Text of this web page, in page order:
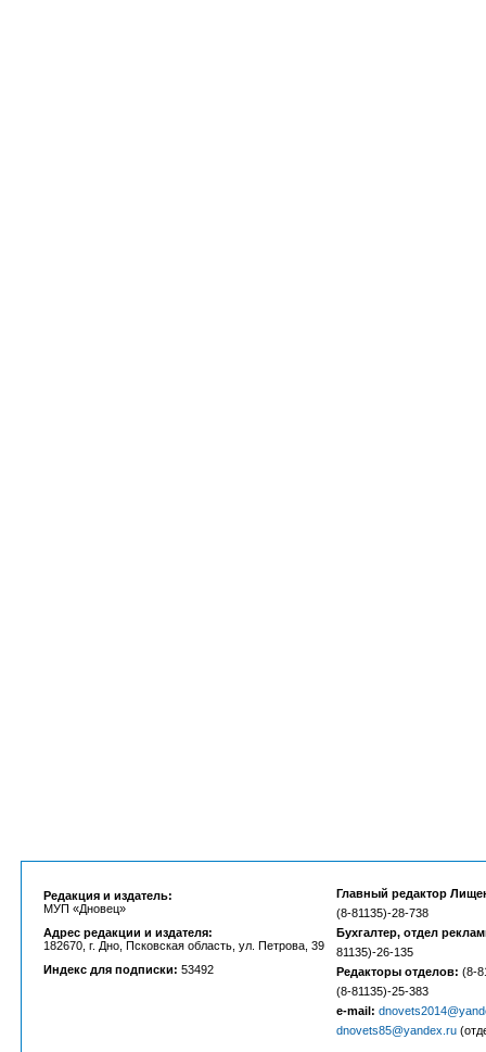
Редакция и издатель:
МУП «Дновец»
Адрес редакции и издателя:
182670, г. Дно, Псковская область, ул. Петрова, 39
Индекс для подписки: 53492
Главный редактор
(8-81135)-28-738
Бухгалтер, отдел
81135)-26-135
Редакторы отделов: (8-
(8-81135)-25-383
e-mail:
dnovets85@yandex.ru